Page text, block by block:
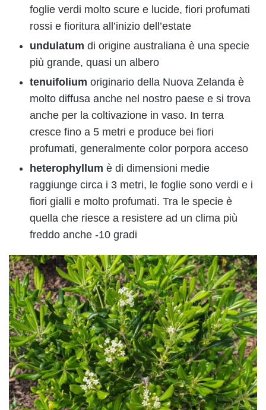
foglie verdi molto scure e lucide, fiori profumati
rossi e fioritura all’inizio dell’estate
undulatum di origine australiana è una specie
più grande, quasi un albero
tenuifolium originario della Nuova Zelanda è
molto diffusa anche nel nostro paese e si trova
anche per la coltivazione in vaso. In terra
cresce fino a 5 metri e produce bei fiori
profumati, generalmente color porpora acceso
heterophyllum è di dimensioni medie
raggiunge circa i 3 metri, le foglie sono verdi e i
fiori gialli e molto profumati. Tra le specie è
quella che riesce a resistere ad un clima più
freddo anche -10 gradi